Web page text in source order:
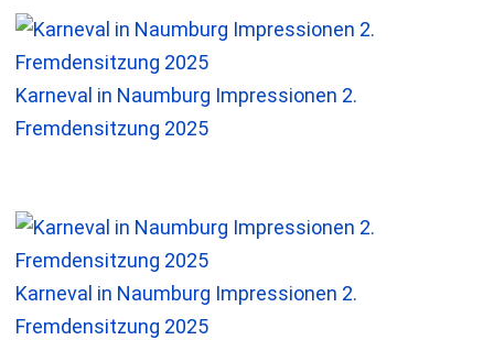
Karneval in Naumburg Impressionen 2.
Fremdensitzung 2025
Karneval in Naumburg Impressionen 2.
Fremdensitzung 2025